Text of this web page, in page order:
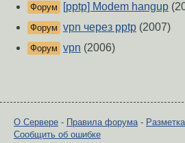
Форум [pptp] Modem hangup
Форум vpn через pptp (2007)
Форум vpn (2006)
О Сервере - Правила форума-
Сообщить об ошибке